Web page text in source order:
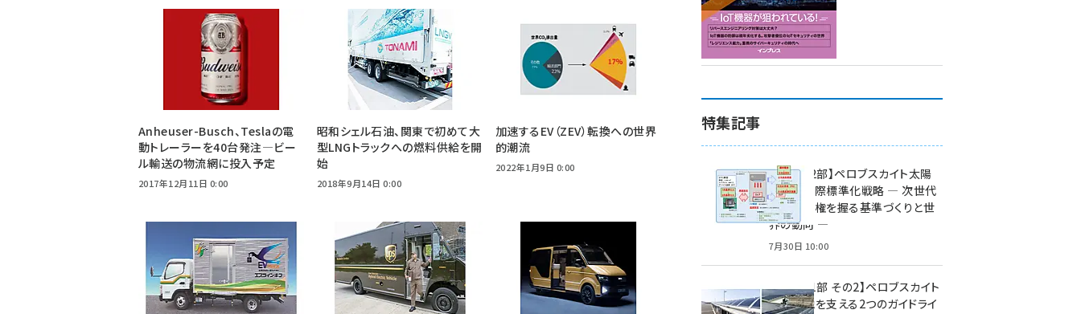
Anheuser-Busch、Teslaの電
動トレーラーを40台発注―ビー
ル輸送の物流網に投入予定
2017年12月11日 0:00
昭和シェル石油、関東で初めて大
型LNGトラックへの燃料供給を開
始
2018年9月14日 0:00
加速するEV（ZEV）転換への世界
的潮流
2022年1月9日 0:00
特集記事
特集【第2部】ペロブスカイト太陽
電池の国際標準化戦略 ― 次世代
市場の覇権を握る基準づくりと世
界の動向 ―
7月30日 10:00
特集【第1部 その2】ペロブスカイト
太陽電池を支える2つのガイドライ